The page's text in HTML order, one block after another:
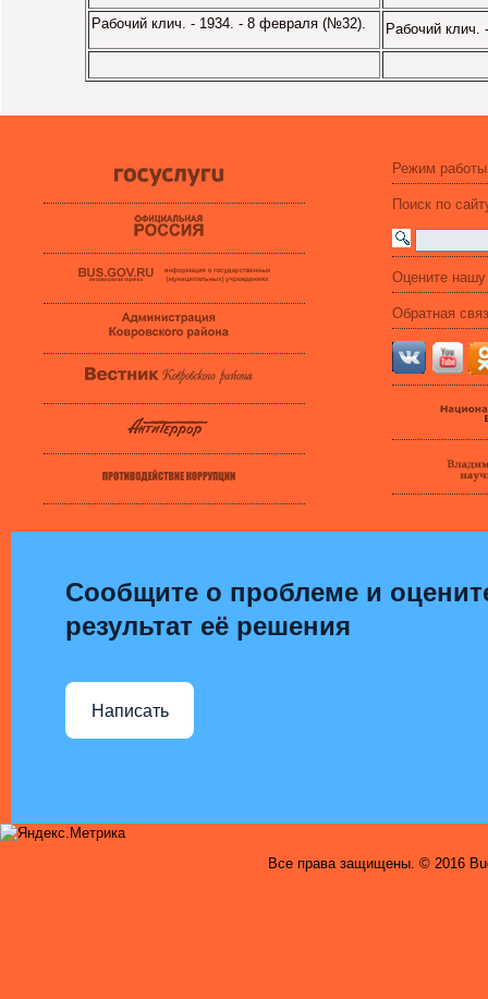
Рабочий клич. - 1934. - 8 февраля (№32). Рабочий
Режим работы
Поиск по
Оцените нашу
Обратная
Сообщите о проблеме и
результат её решения
Написать
Все права защищены. © 2016